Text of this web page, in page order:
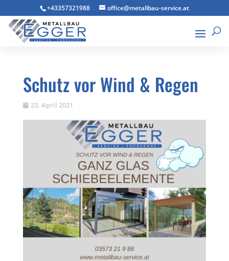
+43357321988 office@metallbau-service.at
Schutz vor Wind & Regen
23. April 2021